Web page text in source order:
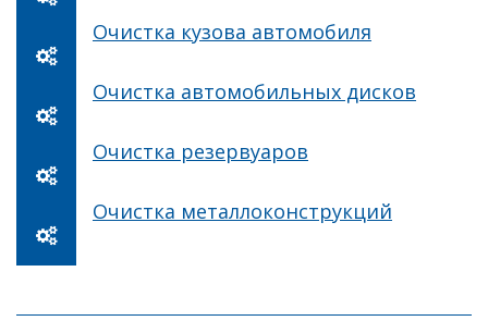
Очистка кузова автомобиля
Очистка автомобильных дисков
Очистка резервуаров
Очистка металлоконструкций